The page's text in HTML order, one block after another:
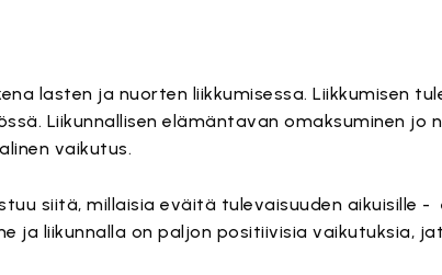
lasten ja nuorten liikkumisessa. Liikkumisen
Liikunnallisen elämäntavan omaksuminen jo
vaikutus.
siitä, millaisia eväitä tulevaisuuden aikuisille
ja liikunnalla on paljon positiivisia vaikutuksia,